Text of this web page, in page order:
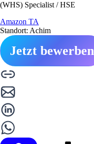
(WHS) Specialist / HSE
Amazon TA
Standort: Achim
Jetzt bewerben